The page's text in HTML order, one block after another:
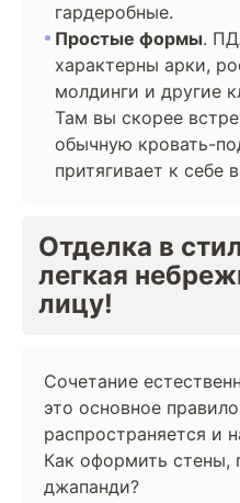
гардеробные.
Простые формы.
характерны арки,
молдинги и другие
Там вы скорее
обычную кровать-
притягивает к себе
Отделка в
легкая
лицу!
Сочетание
это основное
распространяется и
Как оформить стены,
джапанди?